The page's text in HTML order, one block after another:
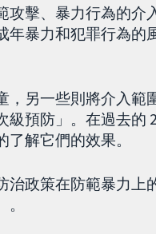
擊、暴力行為的介
年暴力和犯罪行為的
另一些則將介入範
預防」。在過去的
解它們的效果。
政策在防範暴力上